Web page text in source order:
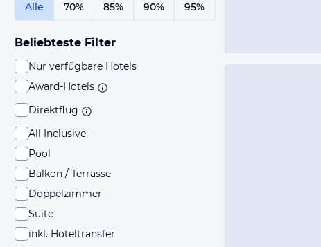
Alle 70% 85% 90% 95%
Beliebteste Filter
Nur verfügbare Hotels
Award-Hotels
Direktflug
All Inclusive
Pool
Balkon / Terrasse
Doppelzimmer
Suite
inkl. Hoteltransfer